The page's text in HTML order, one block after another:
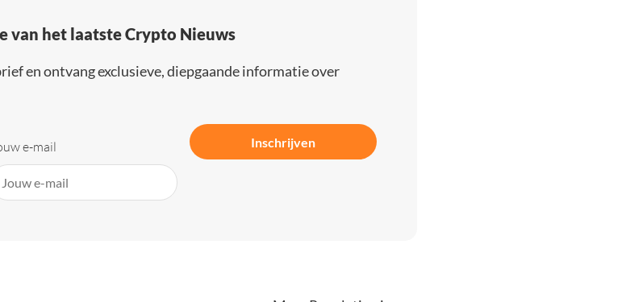
van het laatste Crypto Nieuws
en ontvang exclusieve, diepgaande informatie over
e-mail Inschrijven